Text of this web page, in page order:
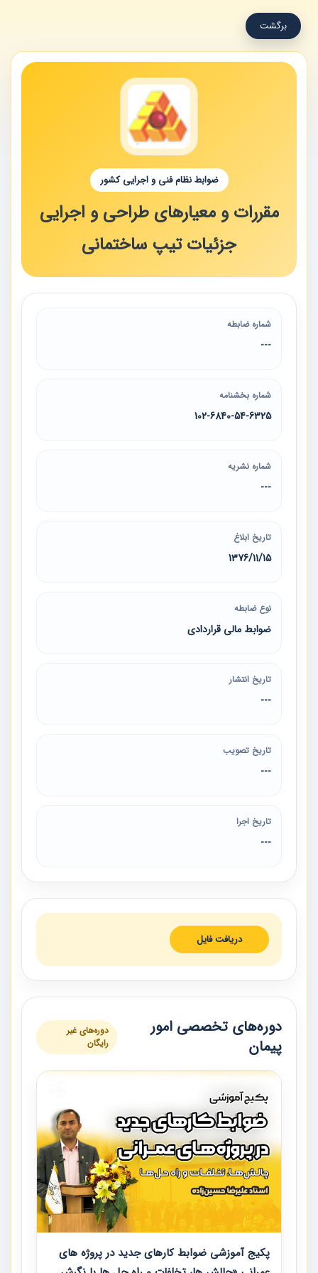
برگشت
ضوابط نظام فنی و اجرایی کشور
مقررات و معیارهای طراحی و اجرایی
جزئیات تیپ ساختمانی
شماره ضابطه
---
شماره بخشنامه
102-6840-54-6325
شماره نشریه
---
تاریخ ابلاغ
1376/11/15
نوع ضابطه
ضوابط مالی قراردادی
تاریخ انتشار
---
تاریخ تصویب
---
تاریخ اجرا
---
دریافت فایل
دوره‌های تخصصی امور
پیمان
دوره‌های غیر
رایگان
پکیج آموزشی ضوابط کارهای جدید در پروژه های